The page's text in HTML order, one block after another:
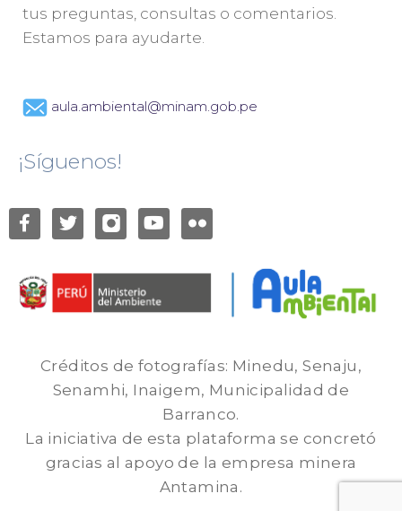
tus preguntas, consultas o comentarios.
Estamos para ayudarte.
aula.ambiental@minam.gob.pe
¡Síguenos!
Créditos de fotografías: Minedu, Senaju,
Senamhi, Inaigem, Municipalidad de
Barranco.
La iniciativa de esta plataforma se concretó
gracias al apoyo de la empresa minera
Antamina.